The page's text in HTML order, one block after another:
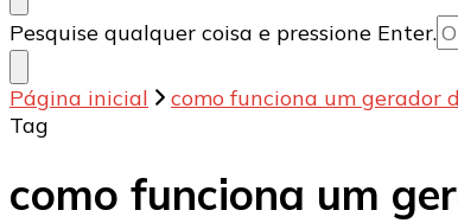
Procurando
algo?
Pesquise qualquer coisa e pressione Enter.
Página inicial
como funciona um gerador
Tag
como funciona um